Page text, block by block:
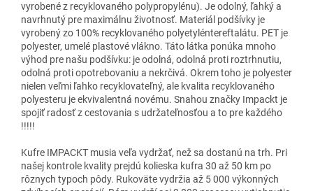
vyrobené z recyklovaného polypropylénu). Je odolný, ľahký a
navrhnutý pre maximálnu životnosť. Materiál podšívky je
vyrobený zo 100% recyklovaného polyetyléntereftalátu. PET je
polyester, umelé plastové vlákno. Táto látka ponúka mnoho
výhod pre našu podšívku: je odolná, odolná proti roztrhnutiu,
odolná proti opotrebovaniu a nekrčivá. Okrem toho je polyester
nielen veľmi ľahko recyklovateľný, ale kvalita recyklovaného
polyesteru je ekvivalentná novému. Snahou značky Impackt je
spojiť radosť z cestovania s udržateľnosťou a to pre každého
!!!!!
Kufre IMPACKT musia veľa vydržať, než sa dostanú na trh. Pri
našej kontrole kvality prejdú kolieska kufra 30 až 50 km po
rôznych typoch pôdy. Rukoväte vydržia až 5 000 výkonných